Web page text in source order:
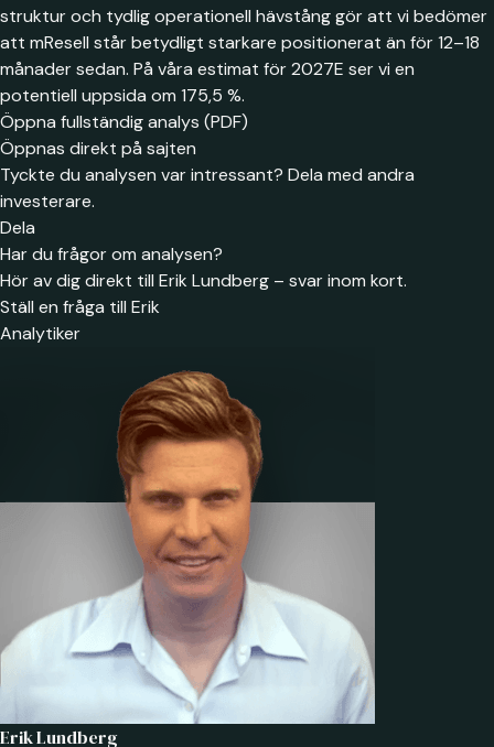
struktur och tydlig operationell hävstång gör att vi bedömer
att mResell står betydligt starkare positionerat än för 12–18
månader sedan. På våra estimat för 2027E ser vi en
potentiell uppsida om 175,5 %.
Öppna fullständig analys (PDF)
Öppnas direkt på sajten
Tyckte du analysen var intressant? Dela med andra
investerare.
Dela
Har du frågor om analysen?
Hör av dig direkt till Erik Lundberg – svar inom kort.
Ställ en fråga till Erik
Analytiker
Erik Lundberg